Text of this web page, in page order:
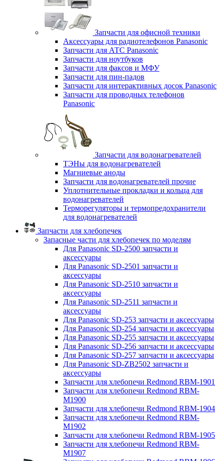
Запчасти для офисной техники
Аксессуары для радиотелефонов Panasonic
Запчасти для АТС Panasonic
Запчасти для ноутбуков
Запчасти для факсов и МФУ
Запчасти для пин-падов
Запчасти для интерактивных досок Panasonic
Запчасти для проводных телефонов
Panasonic
Запчасти для водонагревателей
ТЭНы для водонагревателей
Магниевые аноды
Запчасти для водонагревателей прочие
Уплотнительные прокладки и кольца для
водонагревателей
Терморегуляторы и термопредохранители
для водонагревателей
Запчасти для хлебопечек
Запасные части для хлебопечек по моделям
Для Panasonic SD-2500 запчасти и
аксессуары
Для Panasonic SD-2501 запчасти и
аксессуары
Для Panasonic SD-2510 запчасти и
аксессуары
Для Panasonic SD-2511 запчасти и
аксессуары
Для Panasonic SD-253 запчасти и аксессуары
Для Panasonic SD-254 запчасти и аксессуары
Для Panasonic SD-255 запчасти и аксессуары
Для Panasonic SD-256 запчасти и аксессуары
Для Panasonic SD-257 запчасти и аксессуары
Для Panasonic SD-ZB2502 запчасти и
аксессуары
Запчасти для хлебопечи Redmond RBM-1901
Запчасти для хлебопечи Redmond RBM-
M1900
Запчасти для хлебопечи Redmond RBM-1904
Запчасти для хлебопечи Redmond RBM-
M1902
Запчасти для хлебопечи Redmond RBM-1905
Запчасти для хлебопечи Redmond RBM-
M1907